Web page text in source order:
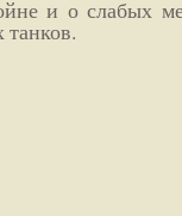
и о слабых